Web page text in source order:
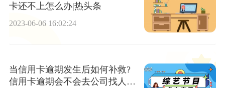
卡还不上怎么办|热头条
2023-06-06 16:02:24
当信用卡逾期发生后如何补救?
信用卡逾期会不会去公司找人后